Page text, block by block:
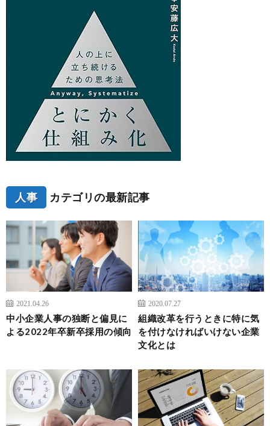
人事 カテゴリの最新記事
2021.04.26
中小企業人事の独断と偏見に
よる2022年卒新卒採用の傾向
2020.07.27
組織改革を行うときに特に気
を付けなければいけない企業
文化とは